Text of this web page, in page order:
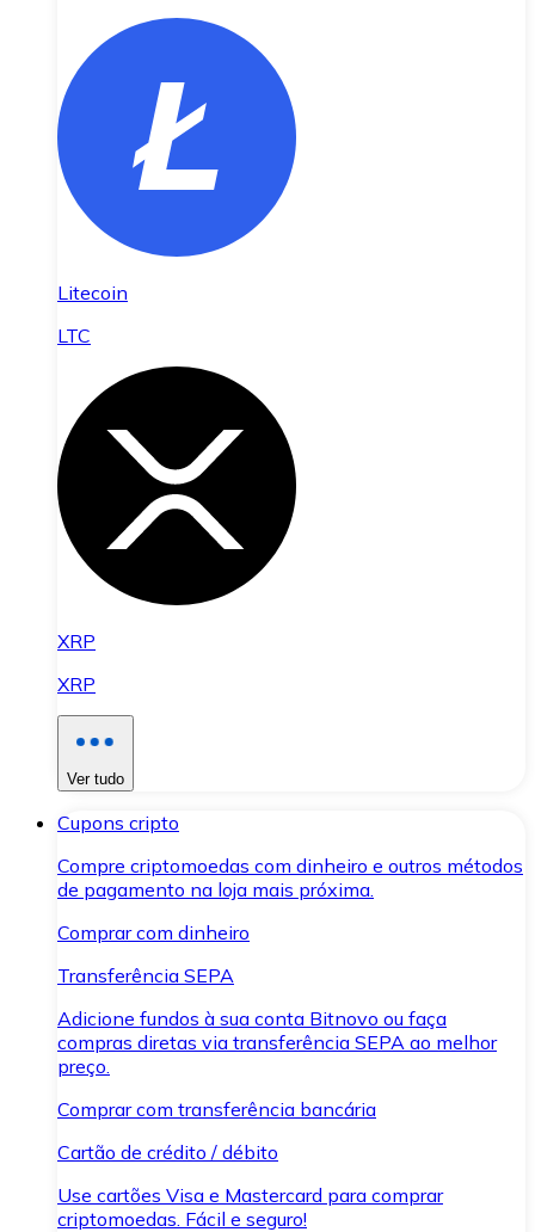
Litecoin
LTC
XRP
XRP
Ver tudo
Cupons cripto
Compre criptomoedas com dinheiro e outros métodos
de pagamento na loja mais próxima.
Comprar com dinheiro
Transferência SEPA
Adicione fundos à sua conta Bitnovo ou faça
compras diretas via transferência SEPA ao melhor
preço.
Comprar com transferência bancária
Cartão de crédito / débito
Use cartões Visa e Mastercard para comprar
criptomoedas. Fácil e seguro!